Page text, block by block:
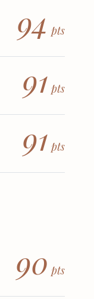
94 pts
91 pts
91 pts
90 pts